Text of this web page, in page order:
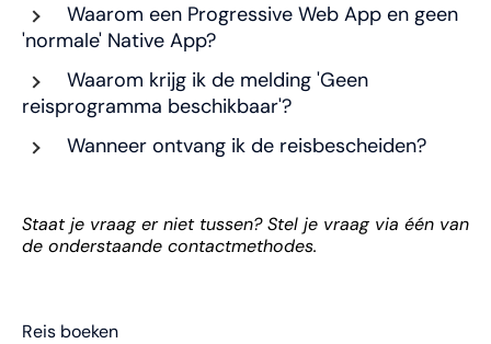
Waarom een Progressive Web App en geen
'normale' Native App?
Waarom krijg ik de melding 'Geen
reisprogramma beschikbaar'?
Wanneer ontvang ik de reisbescheiden?
Staat je vraag er niet tussen? Stel je vraag via één van
de onderstaande contactmethodes.
Reis boeken